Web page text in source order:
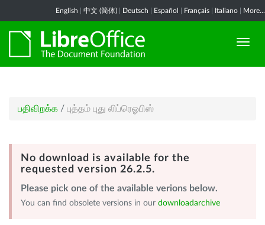
English 中文 (简体) Deutsch Español Français Italiano More...
பதிவிறக்க / புத்தம் புது லிப்ரெஓபிஸ்
No download is available for the
requested version 26.2.5.
Please pick one of the available verions below.
You can find obsolete versions in our downloadarchive